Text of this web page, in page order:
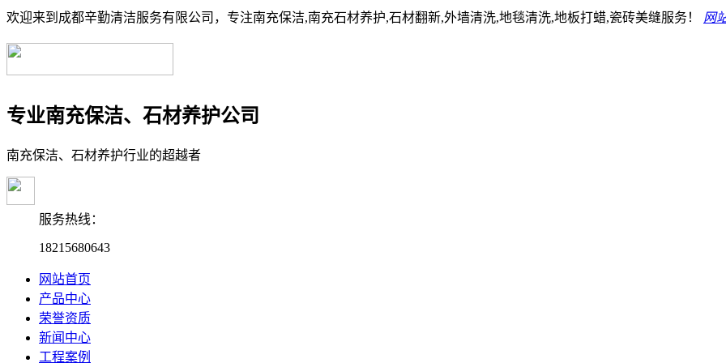
欢迎来到成都辛勤清洁服务有限公司，专注南充保洁,南充石材养护,石材翻新,外墙清洗,地毯清洗,地板打蜡,瓷砖美缝服务！ 网
专业南充保洁、石材养护公司
南充保洁、石材养护行业的超越者
服务热线：
18215680643
网站首页
产品中心
荣誉资质
新闻中心
工程案例